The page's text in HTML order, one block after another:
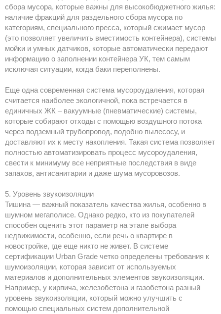
сбора мусора, которые важны для высокобюджетного жилья:
наличие фракций для раздельного сбора мусора по
категориям, специального пресса, который сжимает мусор
(это позволяет увеличить вместимость контейнера), системы
мойки и умных датчиков, которые автоматически передают
информацию о заполнении контейнера УК, тем самым
исключая ситуации, когда баки переполнены.
Еще одна современная система мусороудаления, которая
считается наиболее экологичной, пока встречается в
единичных ЖК – вакуумные (пневматические) системы,
которые собирают отходы с помощью воздушного потока
через подземный трубопровод, подобно пылесосу, и
доставляют их к месту накопления. Такая система позволяет
полностью автоматизировать процесс мусороудаления,
свести к минимуму все неприятные последствия в виде
запахов, антисанитарии и даже шума мусоровозов.
5. Уровень звукоизоляции
Тишина — важный показатель качества жилья, особенно в
шумном мегаполисе. Однако редко, кто из покупателей
способен оценить этот параметр на этапе выбора
недвижимости, особенно, если речь о квартире в
новостройке, где еще никто не живет. В системе
сертификации Urban Grade четко определены требования к
шумоизоляции, которая зависит от используемых
материалов и дополнительных элементов звукоизоляции.
Например, у кирпича, железобетона и газобетона разный
уровень звукоизоляции, который можно улучшить с
помощью специальных систем дополнительной